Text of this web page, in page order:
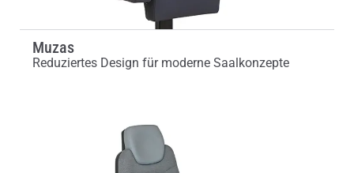
Muzas
Reduziertes Design für moderne Saalkonzepte